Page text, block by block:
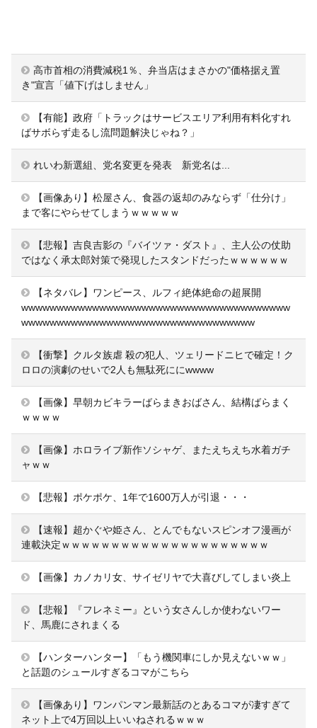
高市首相の消費減税1％、弁当店はまさかの"価格据え置
き"宣言「値下げはしません」
【有能】政府「トラックはサービスエリア利用有料化すれ
ばサボらず走るし流問題解決じゃね？」
れいわ新選組、党名変更を発表 新党名は...
【画像あり】松屋さん、食器の返却のみならず「仕分け」
まで客にやらせてしまうｗｗｗｗｗ
【悲報】吉良吉影の『バイツァ・ダスト』、主人公の仗助
ではなく承太郎対策で発現したスタンドだったｗｗｗｗｗｗ
【ネタバレ】ワンピース、ルフィ絶体絶命の超展開
wwwwwwwwwwwwwwwwwwwwwwwwwwwwwwwwwwwwww
wwwwwwwwwwwwwwwwwwwwwwwwwwwwwwwww
【衝撃】クルタ族虐 殺の犯人、ツェリードニヒで確定！ク
ロロの演劇のせいで2人も無駄死ににwwww
【画像】早朝カビキラーばらまきおばさん、結構ばらまく
ｗｗｗｗ
【画像】ホロライブ新作ソシャゲ、またえちえち水着ガチ
ャｗｗ
【悲報】ポケポケ、1年で1600万人が引退・・・
【速報】超かぐや姫さん、とんでもないスピンオフ漫画が
連載決定ｗｗｗｗｗｗｗｗｗｗｗｗｗｗｗｗｗｗｗｗｗ
【画像】カノカリ女、サイゼリヤで大喜びしてしまい炎上
【悲報】『フレネミー』という女さんしか使わないワー
ド、馬鹿にされまくる
【ハンターハンター】「もう機関車にしか見えないｗｗ」
と話題のシュールすぎるコマがこちら
【画像あり】ワンパンマン最新話のとあるコマが凄すぎて
ネット上で4万回以上いいねされるｗｗｗ